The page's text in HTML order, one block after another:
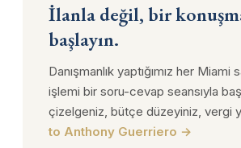
İlanla değil, bir
başlayın.
Danışmanlık yaptığımız her Miami
işlemi bir soru-cevap seansıyla
çizelgeniz, bütçe düzeyiniz, vergi
to Anthony Guerriero →